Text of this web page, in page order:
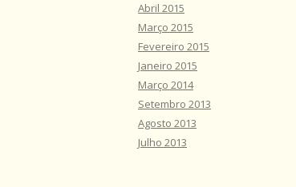
Abril 2015
Março 2015
Fevereiro 2015
Janeiro 2015
Março 2014
Setembro 2013
Agosto 2013
Julho 2013